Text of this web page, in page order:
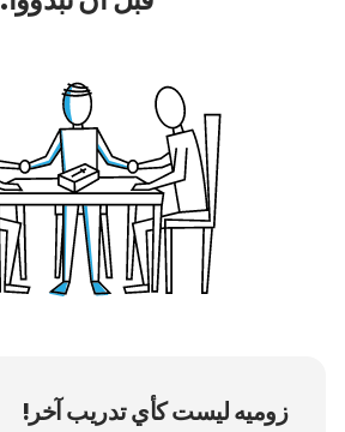
زوميه ليست كأي تدريب آخر!